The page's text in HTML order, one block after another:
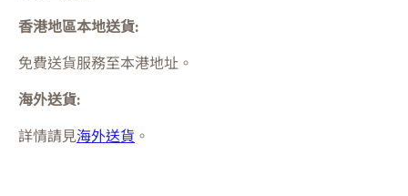
香港地區本地送貨:
免費送貨服務至本港地址。
海外送貨:
詳情請見海外送貨 。